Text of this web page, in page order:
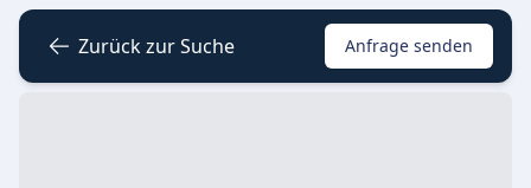
Zurück zur Suche Anfrage senden